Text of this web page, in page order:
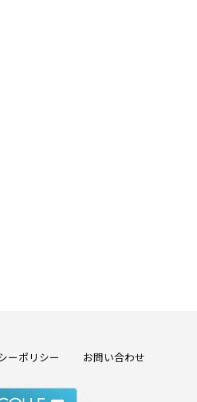
ーポリシー お問い合わせ